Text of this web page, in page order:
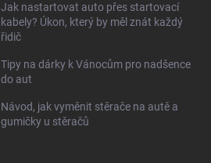
Jak nastartovat auto přes startovací
kabely? Úkon, který by měl znát každý
řidič
Tipy na dárky k Vánocům pro nadšence
do aut
Návod, jak vyměnit stěrače na autě a
gumičky u stěračů